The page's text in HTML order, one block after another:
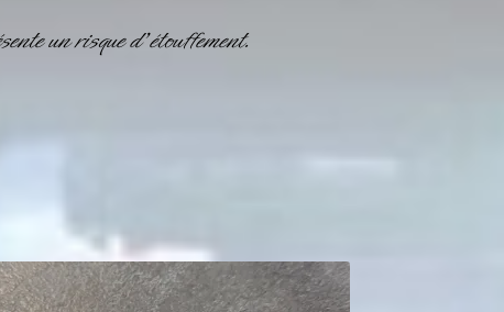
un risque d’étouffement.